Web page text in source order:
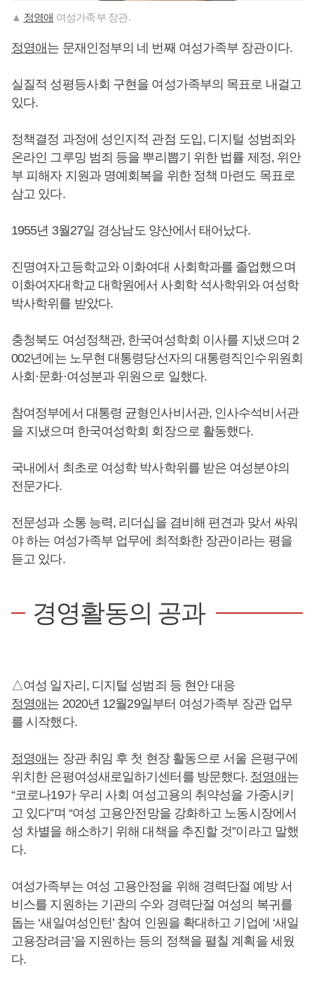
▲ 정영애 여성가족부 장관.
정영애 는 문재인정부의 네 번째 여성가족부 장관이다.
실질적 성평등사회 구현을 여성가족부의 목표로 내걸고
있다.
정책결정 과정에 성인지적 관점 도입, 디지털 성범죄와
온라인 그루밍 범죄 등을 뿌리뽑기 위한 법률 제정, 위안
부 피해자 지원과 명예회복을 위한 정책 마련도 목표로
삼고 있다.
1955년 3월27일 경상남도 양산에서 태어났다.
진명여자고등학교와 이화여대 사회학과를 졸업했으며
이화여자대학교 대학원에서 사회학 석사학위와 여성학
박사학위를 받았다.
충청북도 여성정책관, 한국여성학회 이사를 지냈으며 2
002년에는 노무현 대통령당선자의 대통령직인수위원회
사회·문화·여성분과 위원으로 일했다.
참여정부에서 대통령 균형인사비서관, 인사수석비서관
을 지냈으며 한국여성학회 회장으로 활동했다.
국내에서 최초로 여성학 박사학위를 받은 여성분야의
전문가다.
전문성과 소통 능력, 리더십을 겸비해 편견과 맞서 싸워
야 하는 여성가족부 업무에 최적화한 장관이라는 평을
듣고 있다.
경영활동의 공과
△여성 일자리, 디지털 성범죄 등 현안 대응
정영애 는 2020년 12월29일부터 여성가족부 장관 업무
를 시작했다.
정영애 는 장관 취임 후 첫 현장 활동으로 서울 은평구에
위치한 은평여성새로일하기센터를 방문했다. 정영애 는
“코로나19가 우리 사회 여성고용의 취약성을 가중시키
고 있다”며 “여성 고용안전망을 강화하고 노동시장에서
성 차별을 해소하기 위해 대책을 추진할 것”이라고 말했
다.
여성가족부는 여성 고용안정을 위해 경력단절 예방 서
비스를 지원하는 기관의 수와 경력단절 여성의 복귀를
돕는 ‘새일여성인턴’ 참여 인원을 확대하고 기업에 ‘새일
고용장려금’을 지원하는 등의 정책을 펼칠 계획을 세웠
다.